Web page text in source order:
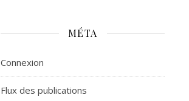
MÉTA
Connexion
Flux des publications